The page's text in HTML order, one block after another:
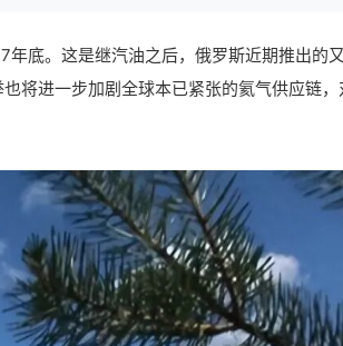
底。这是继汽油之后，俄罗斯近期推出的
将进一步加剧全球本已紧张的氦气供应链，